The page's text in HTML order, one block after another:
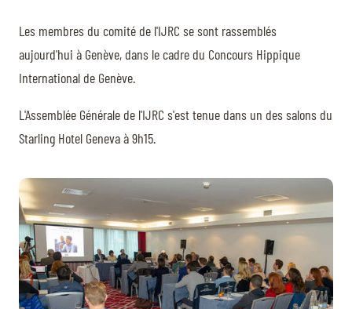
MÉDIAS
FR EN
© 2026 CHI de Genève. Tous droits réservés
Les membres du comité de l'IJRC se sont rassemblés
aujourd'hui à Genève, dans le cadre du Concours Hippique
International de Genève.
L'Assemblée Générale de l'IJRC s'est tenue dans un des salons du
Starling Hotel Geneva à 9h15.